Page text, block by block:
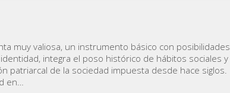
muy valiosa, un instrumento básico con posibilidades
integra el poso histórico de hábitos sociales y
patriarcal de la sociedad impuesta desde hace siglos.
en…